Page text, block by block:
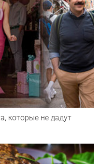
которые не дадут